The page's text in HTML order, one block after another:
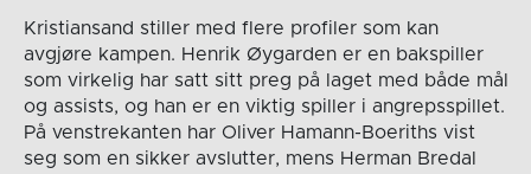
Kristiansand stiller med flere profiler som kan
avgjøre kampen. Henrik Øygarden er en bakspiller
som virkelig har satt sitt preg på laget med både mål
og assists, og han er en viktig spiller i angrepsspillet.
På venstrekanten har Oliver Hamann-Boeriths vist
seg som en sikker avslutter, mens Herman Bredal